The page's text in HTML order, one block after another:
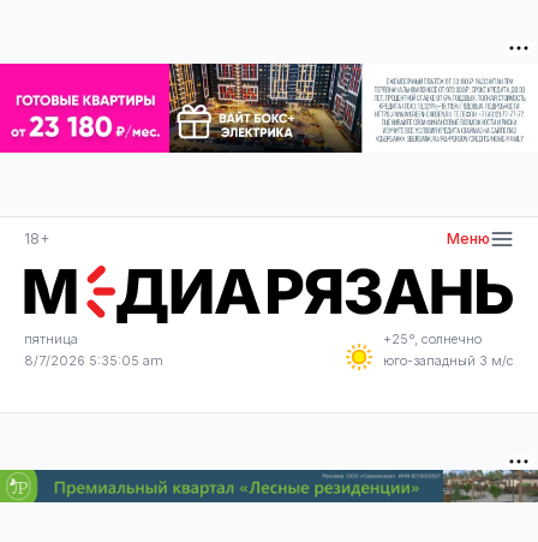
18+ Меню
пятница
8/7/2026 5:35:05 am
+25°, солнечно
юго-западный 3 м/с